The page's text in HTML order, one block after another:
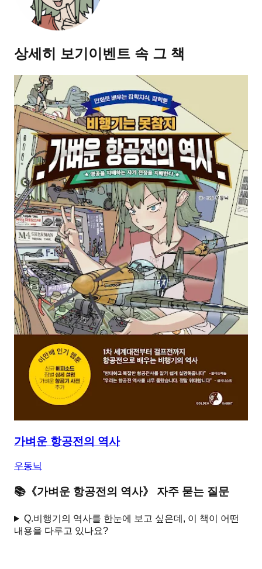
상세히 보기 이벤트 속 그 책
가벼운 항공전의 역사
우동닉
📚 《가벼운 항공전의 역사》 자주 묻는 질문
Q.비행기의 역사를 한눈에 보고 싶은데, 이 책이 어떤
내용을 다루고 있나요?